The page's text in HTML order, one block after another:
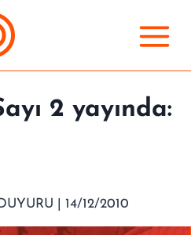
2 yayında:
DUYURU | 14/12/2010